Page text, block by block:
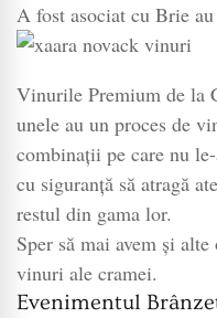
A fost asociat cu Brie
Vinurile Premium de la
unele au un proces de
combinații pe care nu
cu siguranță să atragă
restul din gama lor.
Sper să mai avem și
vinuri ale cramei.
Evenimentul